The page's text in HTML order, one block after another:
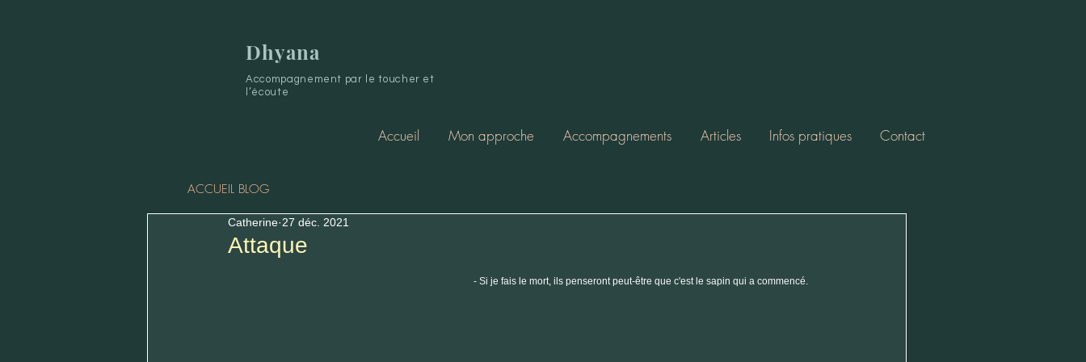
Dhyana
Accompagnement par le toucher et
l’écoute
Accueil Mon approche Accompagnements Articles Infos pratiques Contact
ACCUEIL BLOG
Attaque
Catherine 27 déc. 2021
- Si je fais le mort, ils penseront peut-être que c'est le sapin qui a commencé.